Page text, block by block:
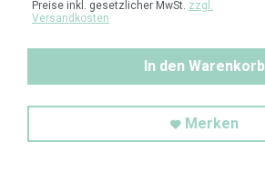
Preise inkl. gesetzlicher MwSt. zzgl.
Versandkosten
In den Warenkorb
Merken